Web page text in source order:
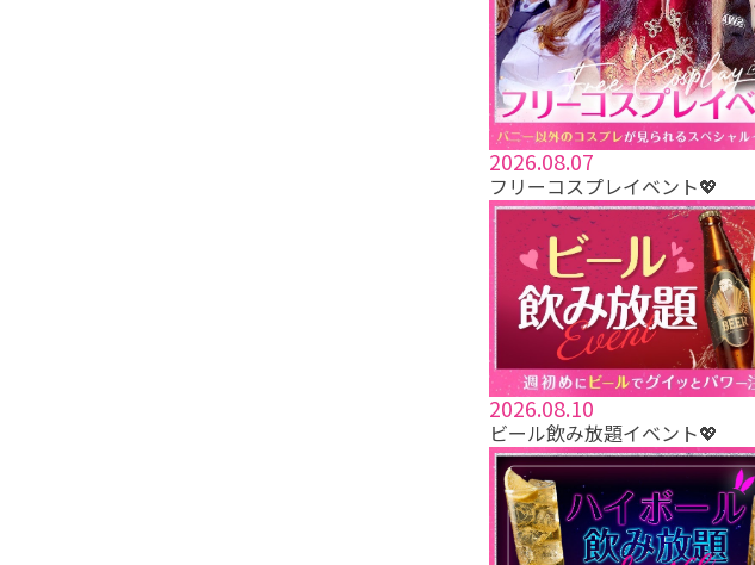
2026.08.07
フリーコスプレイベント💖
2026.08.10
ビール飲み放題イベント💖